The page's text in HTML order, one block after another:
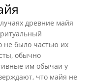
древние майя
не было частью их
обычно
им обычаи у
что майя не